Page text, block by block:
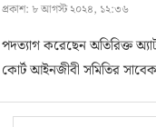
প্রকাশ: ৮ আগস্ট ২০২৪, ১২:৩৬
পদত্যাগ করেছেন অতিরিক্ত
কোর্ট আইনজীবী সমিতির